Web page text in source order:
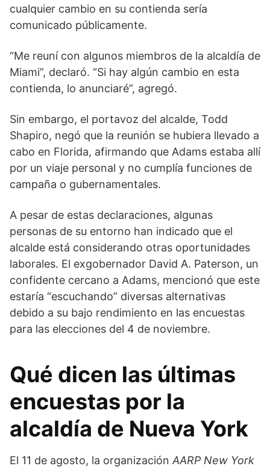
cualquier cambio en su contienda sería
comunicado públicamente.
“Me reuní con algunos miembros de la alcaldía de
Miami”, declaró. “Si hay algún cambio en esta
contienda, lo anunciaré”, agregó.
Sin embargo, el portavoz del alcalde, Todd
Shapiro, negó que la reunión se hubiera llevado a
cabo en Florida, afirmando que Adams estaba allí
por un viaje personal y no cumplía funciones de
campaña o gubernamentales.
A pesar de estas declaraciones, algunas
personas de su entorno han indicado que el
alcalde está considerando otras oportunidades
laborales. El exgobernador David A. Paterson, un
confidente cercano a Adams, mencionó que este
estaría “escuchando” diversas alternativas
debido a su bajo rendimiento en las encuestas
para las elecciones del 4 de noviembre.
Qué dicen las últimas
encuestas por la
alcaldía de Nueva York
El 11 de agosto, la organización AARP New York